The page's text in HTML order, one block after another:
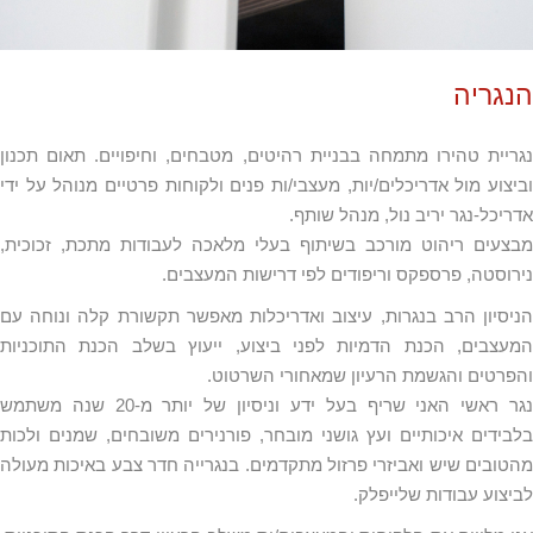
טהירו מתמחה בבניית רהיטים, מטבחים, וחיפויים. תאום תכנון
מול אדריכלים/יות, מעצבי/ות פנים ולקוחות פרטיים מנוהל על ידי
נגר יריב נול, מנהל שותף.
ריהוט מורכב בשיתוף בעלי מלאכה לעבודות מתכת, זכוכית,
פרספקס וריפודים לפי דרישות המעצבים.
הרב בנגרות, עיצוב ואדריכלות מאפשר תקשורת קלה ונוחה עם
הכנת הדמיות לפני ביצוע, ייעוץ בשלב הכנת התוכניות
והגשמת הרעיון שמאחורי השרטוט.
נגר ראשי האני שריף בעל ידע וניסיון של יותר מ-20 שנה משתמש
איכותיים ועץ גושני מובחר, פורנירים משובחים, שמנים ולכות
שיש ואביזרי פרזול מתקדמים. בנגרייה חדר צבע באיכות מעולה
עבודות שלייפלק.